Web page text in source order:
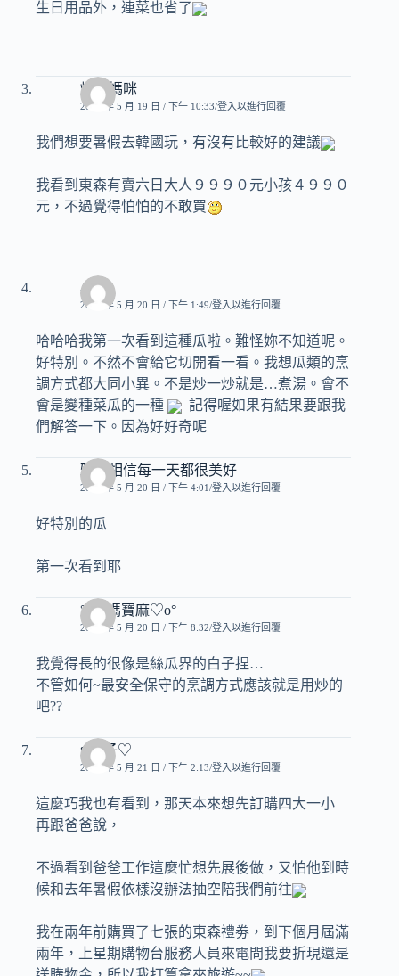
生日用品外，連菜也省了
煒奇媽咪
2008 年 5 月 19 日 / 下午 10:33 登入以進行回覆
我們想要暑假去韓國玩，有沒有比較好的建議
我看到東森有賣六日大人９９９０元小孩４９９０
元，不過覺得怕怕的不敢買
小雪
2008 年 5 月 20 日 / 下午 1:49 登入以進行回覆
哈哈哈我第一次看到這種瓜啦。難怪妳不知道呢。
好特別。不然不會給它切開看一看。我想瓜類的烹
調方式都大同小異。不是炒一炒就是…煮湯。會不
會是變種菜瓜的一種
記得喔如果有結果要跟我
們解答一下。因為好好奇呢
雅玲相信每一天都很美好
2008 年 5 月 20 日 / 下午 4:01 登入以進行回覆
好特別的瓜
第一次看到耶
°o♡媽寶麻♡o°
2008 年 5 月 20 日 / 下午 8:32 登入以進行回覆
我覺得長的很像是絲瓜界的白子捏…
不管如何~最安全保守的烹調方式應該就是用炒的
吧??
♥玟子♡
2008 年 5 月 21 日 / 下午 2:13 登入以進行回覆
這麼巧我也有看到，那天本來想先訂購四大一小
再跟爸爸說，
不過看到爸爸工作這麼忙想先展後做，又怕他到時
候和去年暑假依樣沒辦法抽空陪我們前往
我在兩年前購買了七張的東森禮劵，到下個月屆滿
兩年，上星期購物台服務人員來電問我要折現還是